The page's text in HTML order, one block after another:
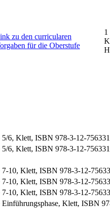
zu den curricularen
für die Oberstufe
1
5/6, Klett, ISBN 978-3-12-
5/6, Klett, ISBN 978-3-12-
7-10, Klett, ISBN 978-3-12-
7-10, Klett, ISBN 978-3-12-
7-10, Klett, ISBN 978-3-12-
Einführungsphase, Klett, ISBN